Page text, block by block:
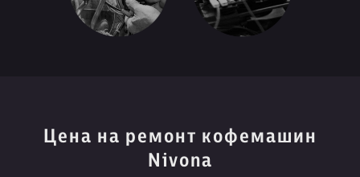
Цена на ремонт кофемашин
Nivona